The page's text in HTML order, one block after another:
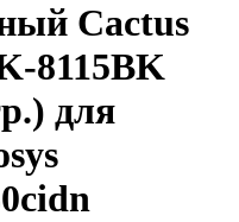
Cactus
8115BK
для